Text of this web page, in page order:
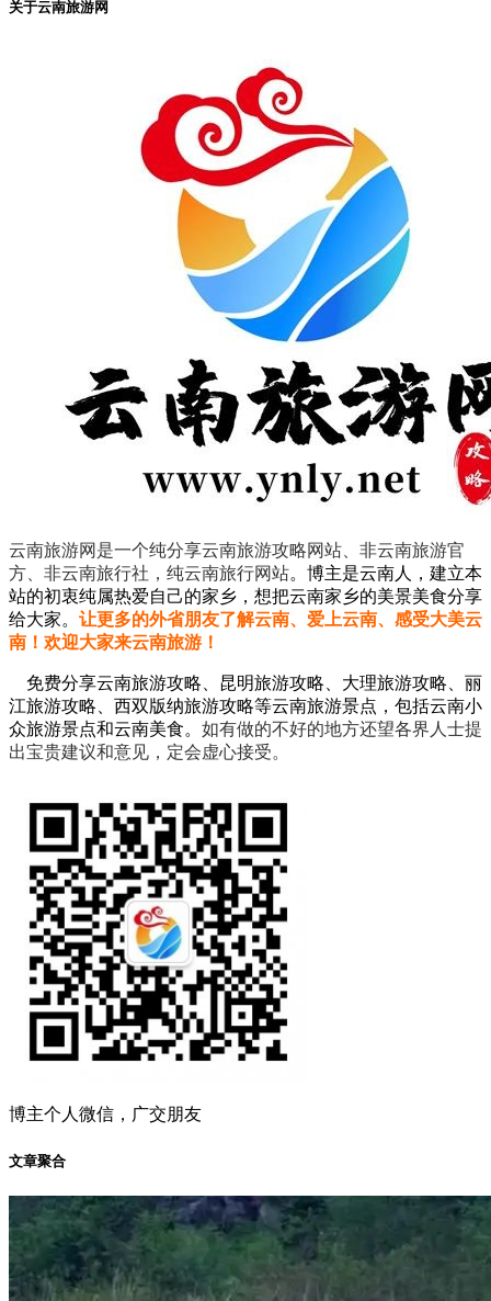
关于云南旅游网
云南旅游网是一个纯分享云南旅游攻略网站、非云南旅游官
方、非云南旅行社，纯云南旅行网站。 博主是云南人，建立本
站的初衷纯属热爱自己的家乡，想把云南家乡的美景美食分享
给大家。 让更多的外省朋友了解云南、爱上云南、感受大美云
南！欢迎大家来云南旅游！
免费分享云南旅游攻略、昆明旅游攻略、大理旅游攻略、丽
江旅游攻略、西双版纳旅游攻略等云南旅游景点，包括云南小
众旅游景点和云南美食。 如有做的不好的地方还望各界人士提
出宝贵建议和意见，定会虚心接受。
博主个人微信，广交朋友
文章聚合